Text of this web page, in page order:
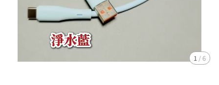
1 /6